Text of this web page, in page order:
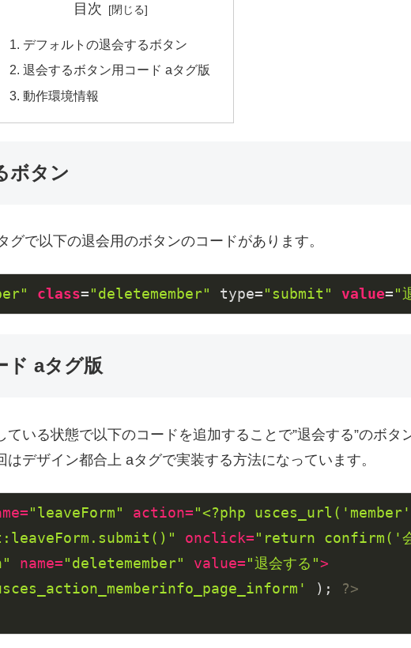
目次
デフォルトの退会するボタン
退会するボタン用コード aタグ版
動作環境情報
ボタン
で以下の退会用のボタンのコードがあります。
class="deletemember" type="submit" value="
ド aタグ版
いる状態で以下のコードを追加することで”退会する”のボタ
デザイン都合上 aタグで実装する方法になっています。
="leaveForm" action="<?php
onclick="return confirm('会員
name="deletemember" value="退会する">
); ?>